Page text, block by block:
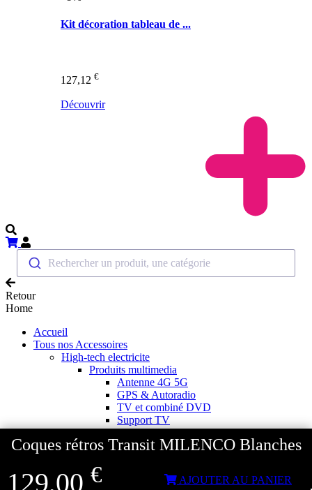
Kit décoration tableau de ...
127,12 €
Découvrir
Coques rétros Transit MILENCO Blanches
129,00 € AJOUTER AU PANIER
Rechercher un produit, une catégorie
Retour
Home
Accueil
Tous nos Accessoires
High-tech electricite
Produits multimedia
Antenne 4G 5G
GPS & Autoradio
TV et combiné DVD
Support TV
Cables et Splitter HDMI
Antennes satellites et accessoires
Antennes hertziennes